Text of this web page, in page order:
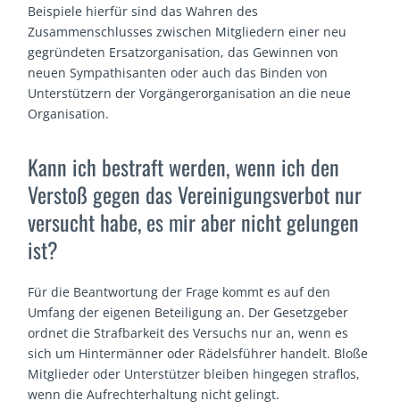
Beispiele hierfür sind das Wahren des
Zusammenschlusses zwischen Mitgliedern einer neu
gegründeten Ersatzorganisation, das Gewinnen von
neuen Sympathisanten oder auch das Binden von
Unterstützern der Vorgängerorganisation an die neue
Organisation.
Kann ich bestraft werden, wenn ich den
Verstoß gegen das Vereinigungsverbot nur
versucht habe, es mir aber nicht gelungen
ist?
Für die Beantwortung der Frage kommt es auf den
Umfang der eigenen Beteiligung an. Der Gesetzgeber
ordnet die Strafbarkeit des Versuchs nur an, wenn es
sich um Hintermänner oder Rädelsführer handelt. Bloße
Mitglieder oder Unterstützer bleiben hingegen straflos,
wenn die Aufrechterhaltung nicht gelingt.